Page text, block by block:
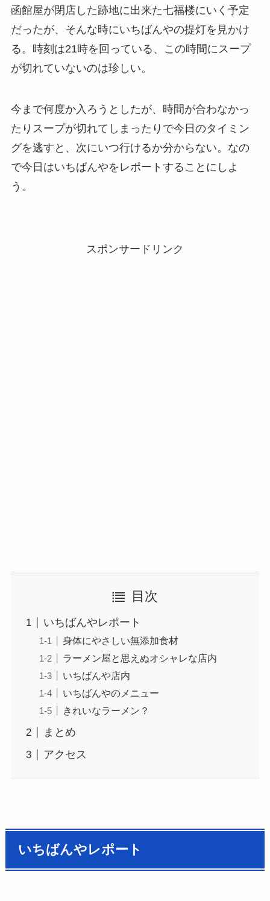
函館屋が閉店した跡地に出来た七福楼にいく予定
だったが、そんな時にいちばんやの提灯を見かけ
る。時刻は21時を回っている、この時間にスープ
が切れていないのは珍しい。
今まで何度か入ろうとしたが、時間が合わなかっ
たりスープが切れてしまったりで今日のタイミン
グを逃すと、次にいつ行けるか分からない。なの
で今日はいちばんやをレポートすることにしよ
う。
スポンサードリンク
目次
いちばんやレポート
身体にやさしい無添加食材
ラーメン屋と思えぬオシャレな店内
いちばんや店内
いちばんやのメニュー
きれいなラーメン？
まとめ
アクセス
いちばんやレポート